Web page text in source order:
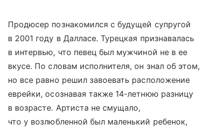
Продюсер познакомился с будущей супругой
в 2001 году в Далласе. Турецкая признавалась
в интервью, что певец был мужчиной не в ее
вкусе. По словам исполнителя, он знал об этом,
но все равно решил завоевать расположение
еврейки, осознавая также 14-летнюю разницу
в возрасте. Артиста не смущало,
что у возлюбленной был маленький ребенок,